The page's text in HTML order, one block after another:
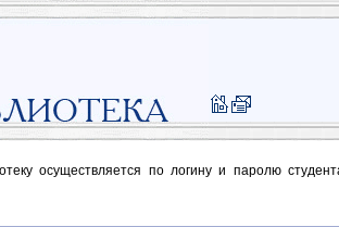
осуществляется по логину и паролю